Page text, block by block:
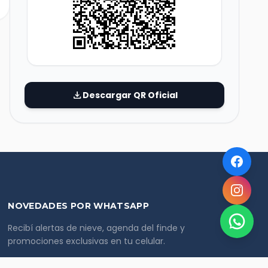
downloadDescargar QR Oficial
NOVEDADES POR WHATSAPP
Recibí alertas de nieve, agenda del finde y
promociones exclusivas en tu celular.